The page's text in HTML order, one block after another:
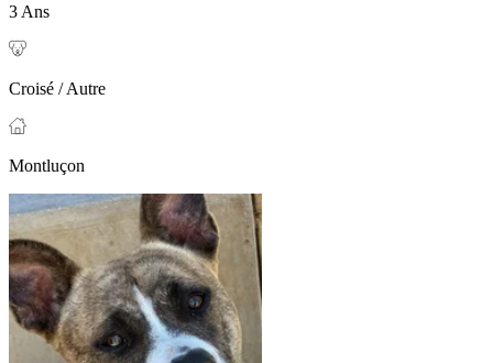
3 Ans
Croisé / Autre
Montluçon